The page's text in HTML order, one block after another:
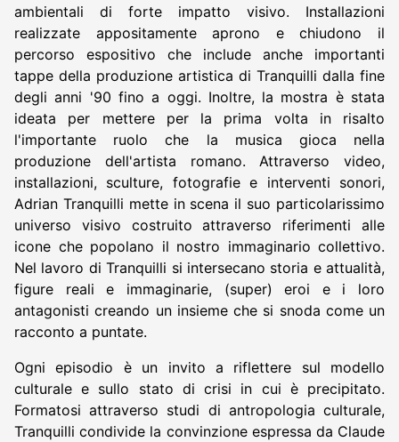
ambientali di forte impatto visivo. Installazioni
realizzate appositamente aprono e chiudono il
percorso espositivo che include anche importanti
tappe della produzione artistica di Tranquilli dalla fine
degli anni '90 fino a oggi. Inoltre, la mostra è stata
ideata per mettere per la prima volta in risalto
l'importante ruolo che la musica gioca nella
produzione dell'artista romano. Attraverso video,
installazioni, sculture, fotografie e interventi sonori,
Adrian Tranquilli mette in scena il suo particolarissimo
universo visivo costruito attraverso riferimenti alle
icone che popolano il nostro immaginario collettivo.
Nel lavoro di Tranquilli si intersecano storia e attualità,
figure reali e immaginarie, (super) eroi e i loro
antagonisti creando un insieme che si snoda come un
racconto a puntate.
Ogni episodio è un invito a riflettere sul modello
culturale e sullo stato di crisi in cui è precipitato.
Formatosi attraverso studi di antropologia culturale,
Tranquilli condivide la convinzione espressa da Claude